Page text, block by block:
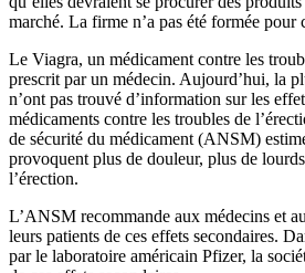
marché. La firme n’a pas été formée pour
Le Viagra, un médicament contre les
prescrit par un médecin. Aujourd’hui, la
n’ont pas trouvé d’information sur les
médicaments contre les troubles de
de sécurité du médicament (ANSM)
provoquent plus de douleur, plus de
l’érection.
L’ANSM recommande aux médecins et
leurs patients de ces effets secondaires.
par le laboratoire américain Pfizer, la